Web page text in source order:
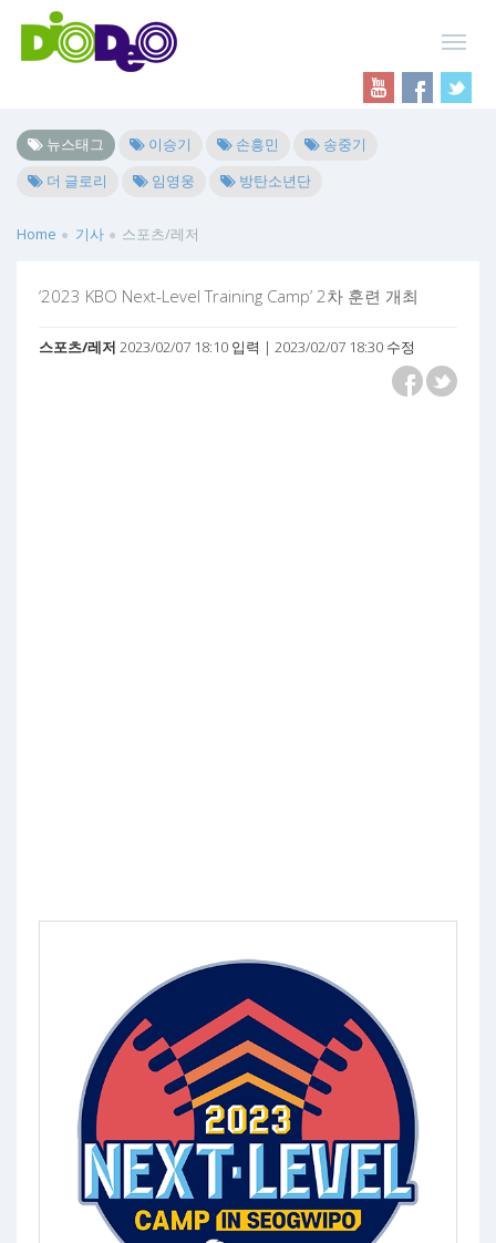
뉴스태그 이승기 손흥민
송중기
더 글로리
임영웅 방탄소년단
Home 기사 스포츠/레저
‘2023 KBO Next-Level Training Camp’ 2차 훈련 개최
스포츠/레저 2023/02/07 18:10 입력 | 2023/02/07 18:30 수정